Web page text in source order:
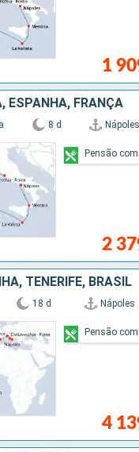
1
ESPANHA, FRANÇA
8 d Nápoles
2
Pensão
TENERIFE, BRASIL
18 d Nápoles
4
Pensão